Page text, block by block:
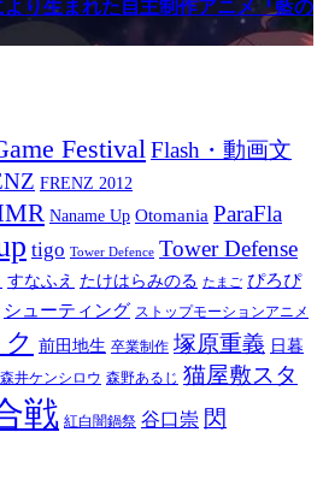
り生まれた自主制作アニメ『藍の
FestivalFlash・動画文
FRENZ 2012
Naname Up Otomania ParaFla
tigo Tower Defence Tower Defense
すなふえ たけはらみのる たまご ぴろぴ
シューティング ストップモーションアニメ
前田地生 卒業制作 塚原重義 日暮
森井ケンシロウ 森野あるじ 猫屋敷スタ
戦 紅白闇鍋祭 谷口崇 閃